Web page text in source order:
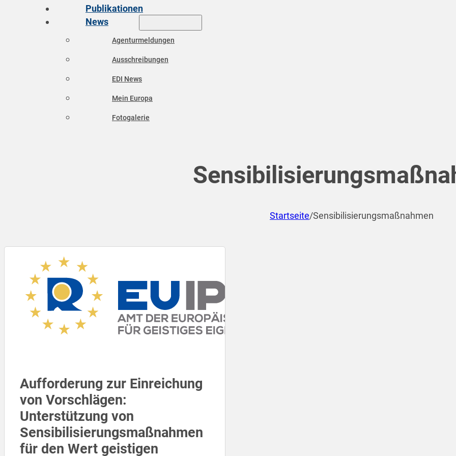
Publikationen
News
Agenturmeldungen
Ausschreibungen
EDI News
Mein Europa
Fotogalerie
Startseite/Sensibilisierungsmaßnahmen
Aufforderung zur Einreichung
von Vorschlägen:
Unterstützung von
Sensibilisierungsmaßnahmen
für den Wert geistigen